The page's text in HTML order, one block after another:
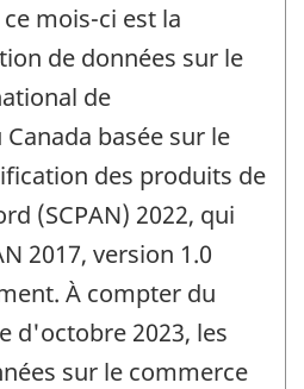
mois-ci est la
de données sur le
de
basée sur le
des produits de
(SCPAN) 2022, qui
2017, version 1.0
À compter du
d'octobre 2023, les
sur le commerce